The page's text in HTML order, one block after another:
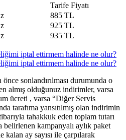
​Tarife Fiyatı
885 TL
925 TL
935 TL​
iptal ettirmem halinde ne olur?
iptal ettirmem halinde ne olur?
sonlandırılması durumunda o
almış olduğunuz indirimler, varsa
ücreti , varsa “Diğer Servis
tarafıma yansıtılmış olan indirimin
tahakkuk eden toplam tutarı
belirlenen kampanyalı aylık paket
kalan ay sayısı ile çarpılarak